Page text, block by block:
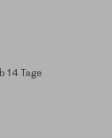
14 Tage